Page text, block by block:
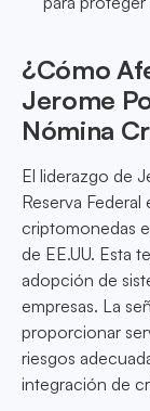
¿Cómo
Jerome
Nómina
El liderazgo de
Reserva
criptomonedas
de EE.UU. Esta
adopción de
empresas. La
proporcionar
riesgos
integración de